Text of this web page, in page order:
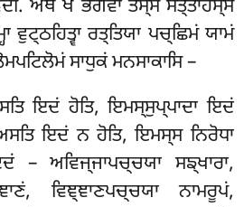
ਅਥ ਖੋ ਭਗਵਾ ਤਸ੍ਸ ਸਤ੍ਤਾਹਸ੍ਸ
ਵੁਟ੍ਠਹਿਤ੍ਵਾ ਰਤ੍ਤਿਯਾ ਪਚ੍ਛਿਮਂ ਯਾਮਂ
ਸਾਧੁਕਂ ਮਨਸਾਕਾਸਿ –
ਇਦਂ ਹੋਤਿ, ਇਮਸ੍ਸੁਪ੍ਪਾਦਾ ਇਦਂ
ਇਦਂ ਨ ਹੋਤਿ, ਇਮਸ੍ਸ ਨਿਰੋਧਾ
– ਅਵਿਜ੍ਜਾਪਚ੍ਚਯਾ ਸਙ੍ਖਾਰਾ,
ਵਿਞ੍ਞਾਣਪਚ੍ਚਯਾ ਨਾਮਰੂਪਂ,